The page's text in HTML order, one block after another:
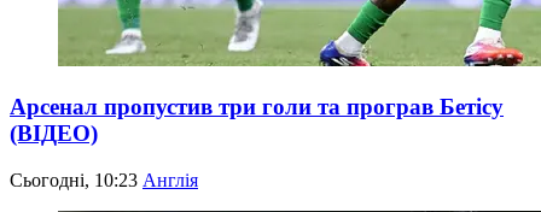
Арсенал пропустив три голи та програв Бетісу
(ВІДЕО)
Сьогодні, 10:23 Англія